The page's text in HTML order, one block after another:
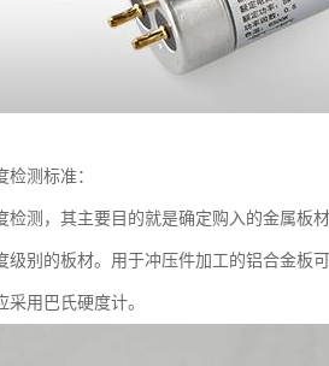
测标准：
检测，其主要目的就是确定购入的金属板
级别的板材。用于冲压件加工的铝合金板
用巴氏硬度计。